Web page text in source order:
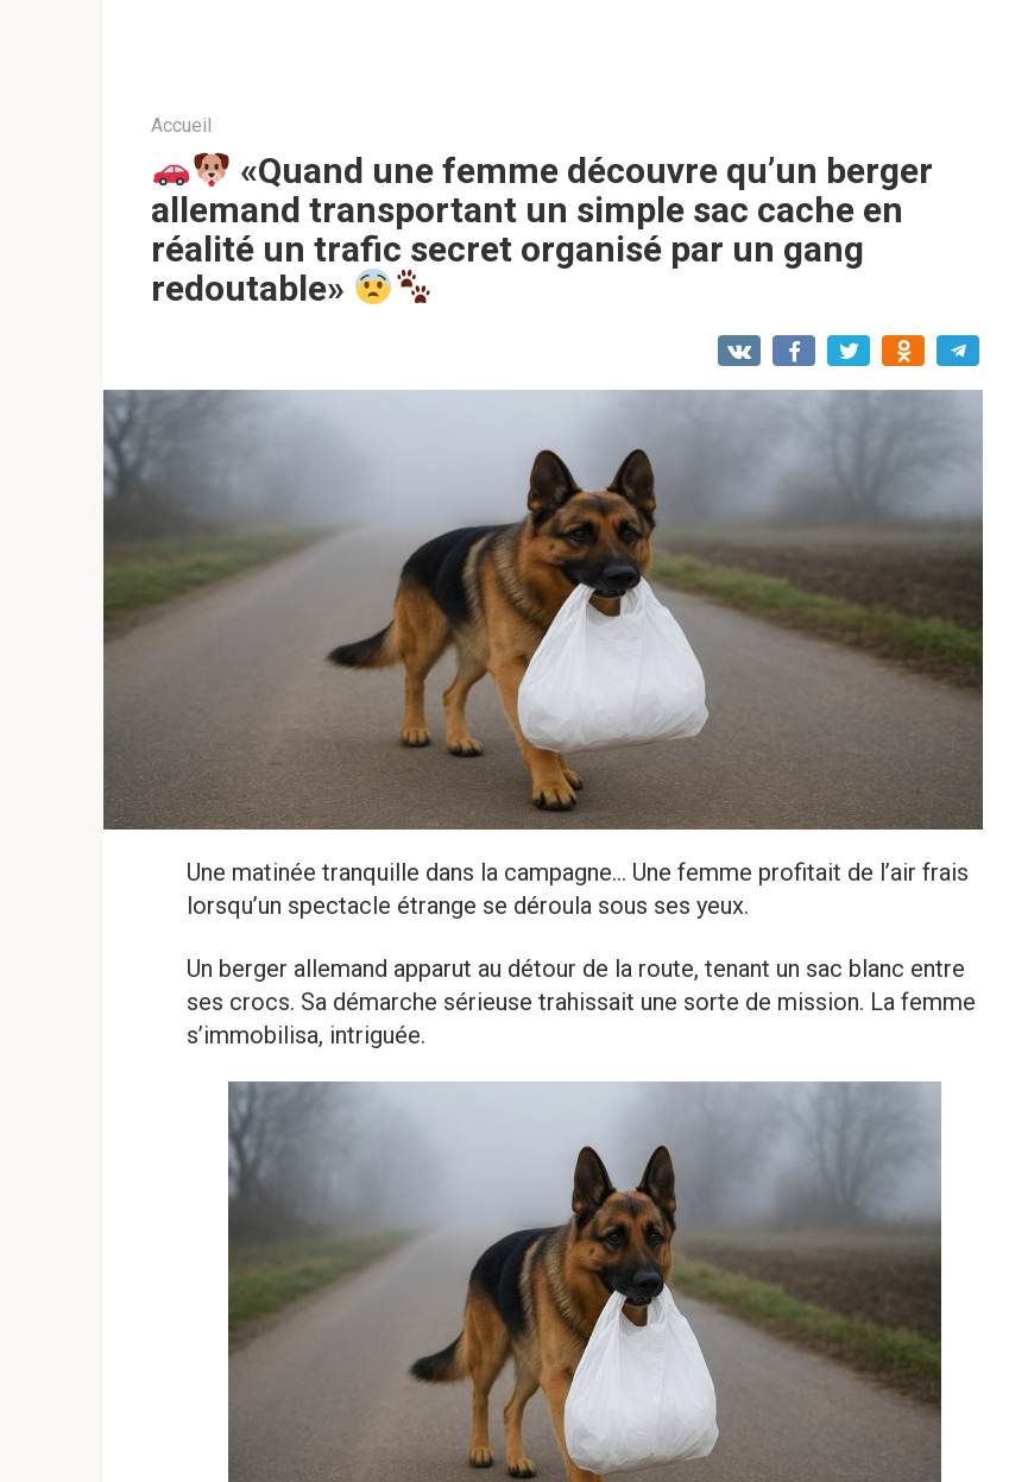
Accueil
«Quand une femme découvre qu’un berger
allemand transportant un simple sac cache en
réalité un trafic secret organisé par un gang
redoutable»
Une matinée tranquille dans la campagne… Une femme profitait de l’air frais
lorsqu’un spectacle étrange se déroula sous ses yeux.
Un berger allemand apparut au détour de la route, tenant un sac blanc entre
ses crocs. Sa démarche sérieuse trahissait une sorte de mission. La femme
s’immobilisa, intriguée.